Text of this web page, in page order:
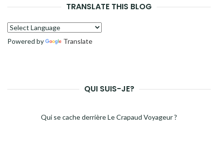
TRANSLATE THIS BLOG
Powered by Translate
QUI SUIS-JE?
Qui se cache derrière Le Crapaud Voyageur ?